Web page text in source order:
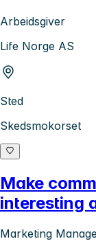
Arbeidsgiver
Life Norge AS
Sted
Skedsmokorset
Make
interesting
Marketing